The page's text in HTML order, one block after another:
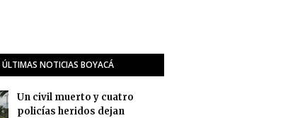
ÚLTIMAS NOTICIAS BOYACÁ
Un civil muerto y cuatro
policías heridos dejan